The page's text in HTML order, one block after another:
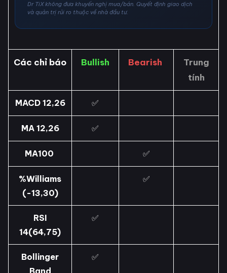
Dr TiX không đưa khuyến nghị mua/bán. Quyết định giao dịch
và quản trị rủi ro thuộc về nhà đầu tư.
Các chỉ báo Bullish Bearish
Trung
tính
MACD 12,26 ✅
MA 12,26 ✅
MA100 ✅
%Williams
(-13,30)
✅
RSI
14(64,75)
✅
Bollinger
✅